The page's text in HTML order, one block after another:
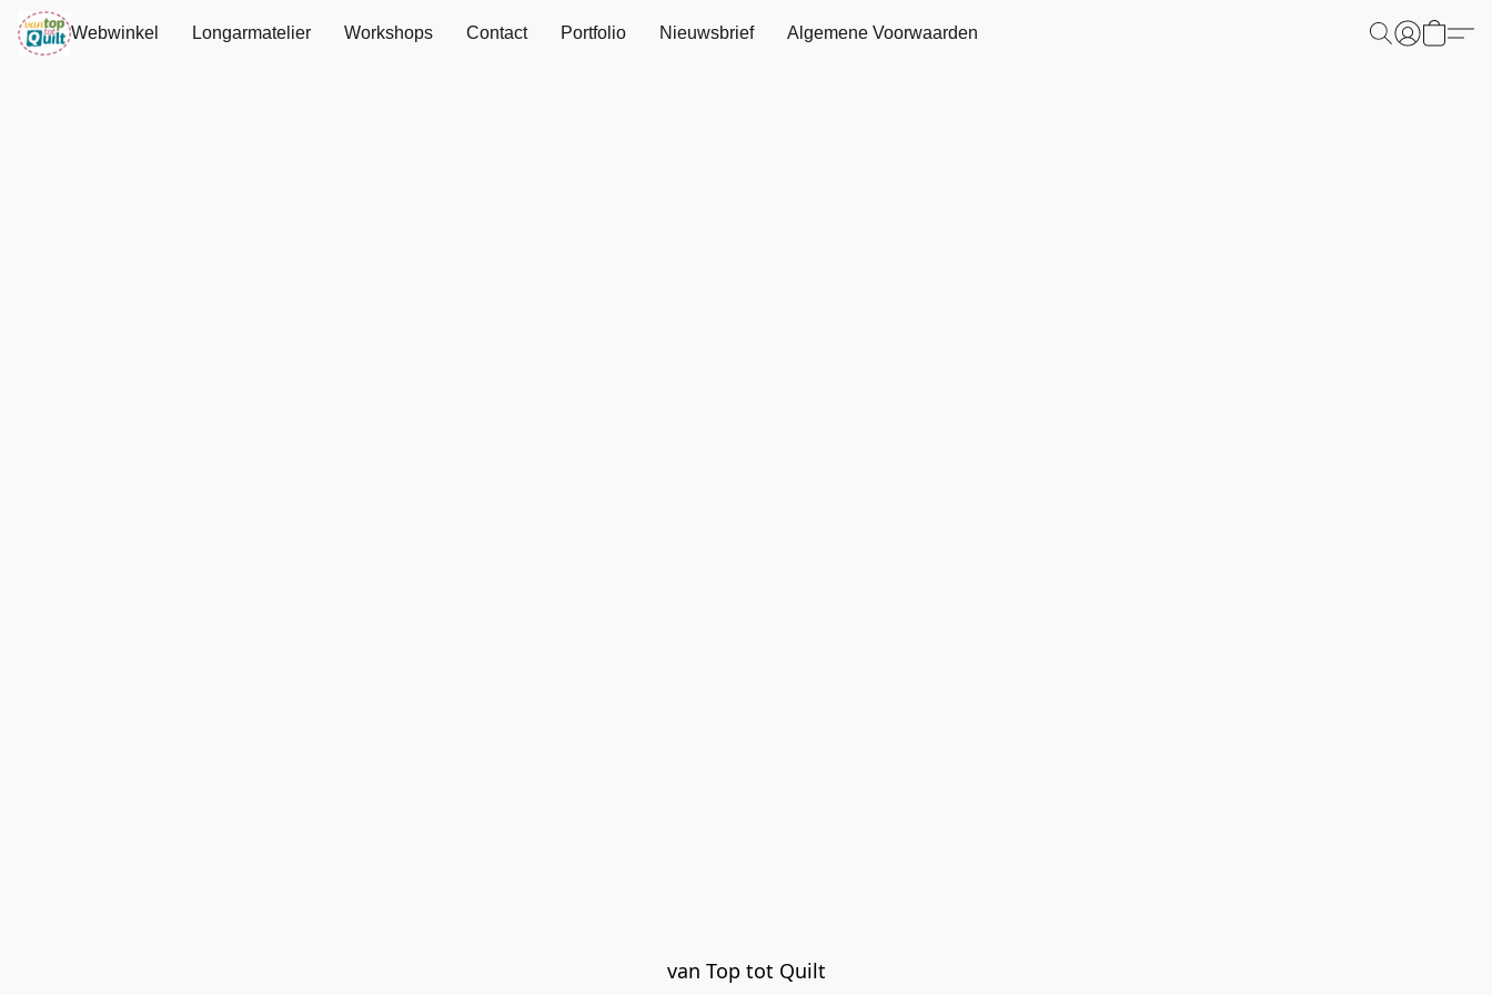
Webwinkel Longarmatelier Workshops Contact Portfolio Nieuwsbrief Algemene Voorwaarden
van Top tot Quilt